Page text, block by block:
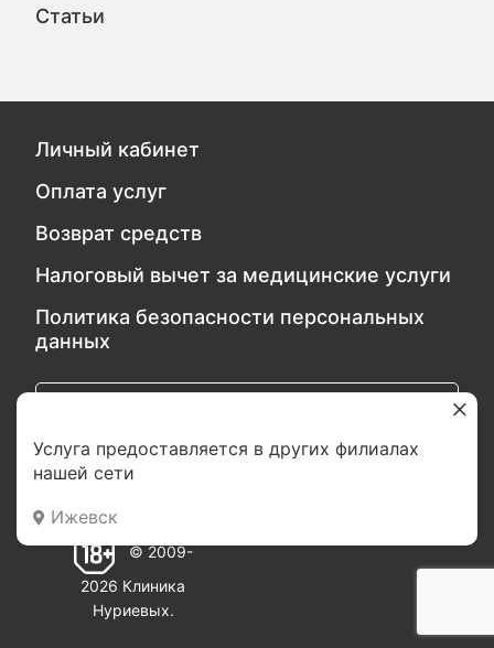
Услуга предоставляется в других филиалах
нашей сети
Ижевск
Статьи
Личный кабинет
Оплата услуг
Возврат средств
Налоговый вычет за медицинские услуги
Политика безопасности персональных
данных
© 2009-
2026 Клиника
Нуриевых.